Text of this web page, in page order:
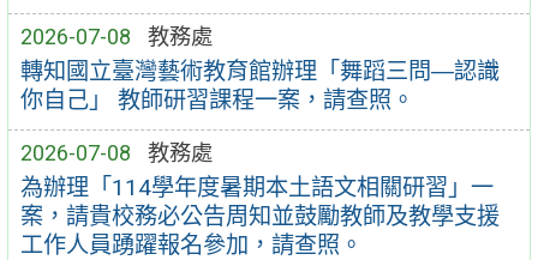
2026-07-08 教務處
轉知國立臺灣藝術教育館辦理「舞蹈三問―認識
你自己」 教師研習課程一案，請查照。
2026-07-08 教務處
為辦理「114學年度暑期本土語文相關研習」一
案，請貴校務必公告周知並鼓勵教師及教學支援
工作人員踴躍報名參加，請查照。